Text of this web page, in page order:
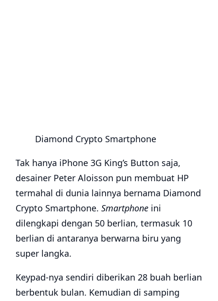
Diamond Crypto Smartphone
Tak hanya iPhone 3G King’s Button saja,
desainer Peter Aloisson pun membuat HP
termahal di dunia lainnya bernama Diamond
Crypto Smartphone. Smartphone ini
dilengkapi dengan 50 berlian, termasuk 10
berlian di antaranya berwarna biru yang
super langka.
Keypad-nya sendiri diberikan 28 buah berlian
berbentuk bulan. Kemudian di samping